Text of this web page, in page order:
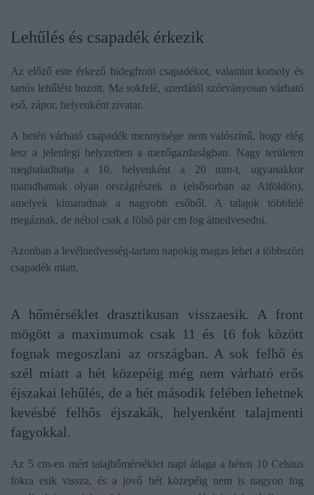
Lehűlés és csapadék érkezik
Az előző este érkező hidegfront csapadékot, valamint komoly és
tartós lehűlést hozott. Ma sokfelé, szerdától szórványosan várható
eső, zápor, helyenként zivatar.
A hetén várható csapadék mennyisége nem valószínű, hogy elég
lesz a jelenlegi helyzetben a mezőgazdaságban. Nagy területen
meghaladhatja a 10, helyenként a 20 mm-t, ugyanakkor
maradhatnak olyan országrészek is (elsősorban az Alföldön),
amelyek kimaradnak a nagyobb esőből. A talajok többfelé
megáznak, de néhol csak a fölső pár cm fog átnedvesedni.
Azonban a levélnedvesség-tartam napokig magas lehet a többszöri
csapadék miatt.
A hőmérséklet drasztikusan visszaesik. A front
mögött a maximumok csak 11 és 16 fok között
fognak megoszlani az országban. A sok felhő és
szél miatt a hét közepéig még nem várható erős
éjszakai lehűlés, de a hét második felében lehetnek
kevésbé felhős éjszakák, helyenként talajmenti
fagyokkal.
Az 5 cm-en mért talajhőmérséklet napi átlaga a héten 10 Celsius
fokra esik vissza, és a jövő hét közepéig nem is nagyon fog